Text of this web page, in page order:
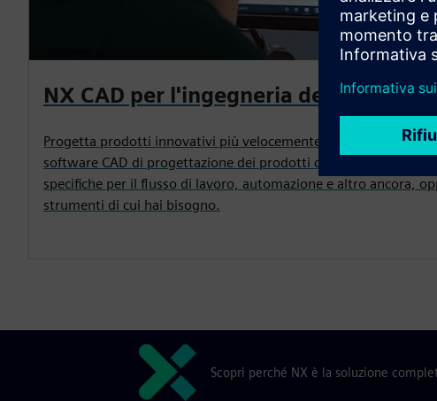
NX CAD per l'ingegneria del prodotto
Progetta prodotti innovativi più velocemente utilizzando NX X
software CAD di progettazione dei prodotti che includono
specifiche per il flusso di lavoro, automazione e altro ancora,
strumenti di cui hai bisogno.
Scopri perché NX è la soluzione